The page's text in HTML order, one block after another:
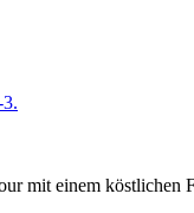
mit einem köstlichen